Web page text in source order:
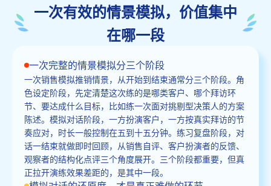
一次有效的情景模拟，价值集中
在哪一段
一次完整的情景模拟分三个阶段
一次销售模拟推销情景，从开始到结束通常分三个阶段。角
色设定阶段，先定清楚这次练的是哪类客户、哪个拜访环
节、要达成什么目标，比如练一次面对挑剔型决策人的方案
陈述。模拟对话阶段，一方扮演客户，一方按真实拜访的节
奏应对，时长一般控制在五到十五分钟。练习复盘阶段，对
话一结束就做即时回顾，从销售自评、客户扮演者的反馈、
观察者的结构化点评三个角度展开。三个阶段都重要，但真
正拉开演练效果差距的，是其中一段。